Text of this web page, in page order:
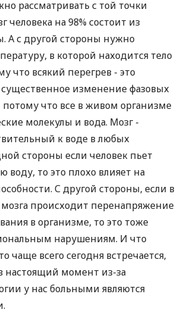
рассматривать с той точки
человека на 98% состоит из
А с другой стороны нужно
в которой находится тело
что всякий перегрев - это
изменение фазовых
потому что все в живом организме
молекулы и вода. Мозг -
к воде в любых
стороны если человек пьет
воду, то это плохо влияет на
С другой стороны, если в
мозга происходит перенапряжение
в организме, то это тоже
нарушениям. И что
чаще всего сегодня встречается,
настоящий момент из-за
у нас больными являются